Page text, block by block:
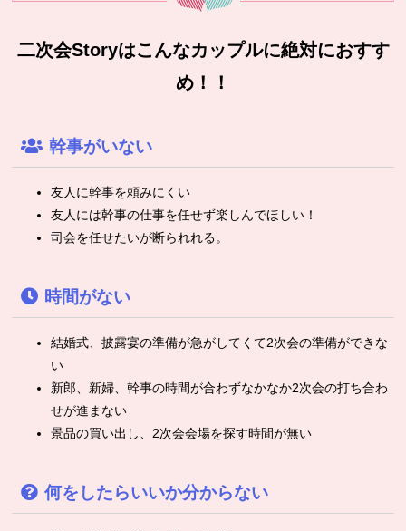
二次会Storyはこんなカップルに絶対におすす
め！！
幹事がいない
友人に幹事を頼みにくい
友人には幹事の仕事を任せず楽しんでほしい！
司会を任せたいが断られれる。
時間がない
結婚式、披露宴の準備が急がしてくて2次会の準備ができな
い
新郎、新婦、幹事の時間が合わずなかなか2次会の打ち合わ
せが進まない
景品の買い出し、2次会会場を探す時間が無い
何をしたらいいか分からない